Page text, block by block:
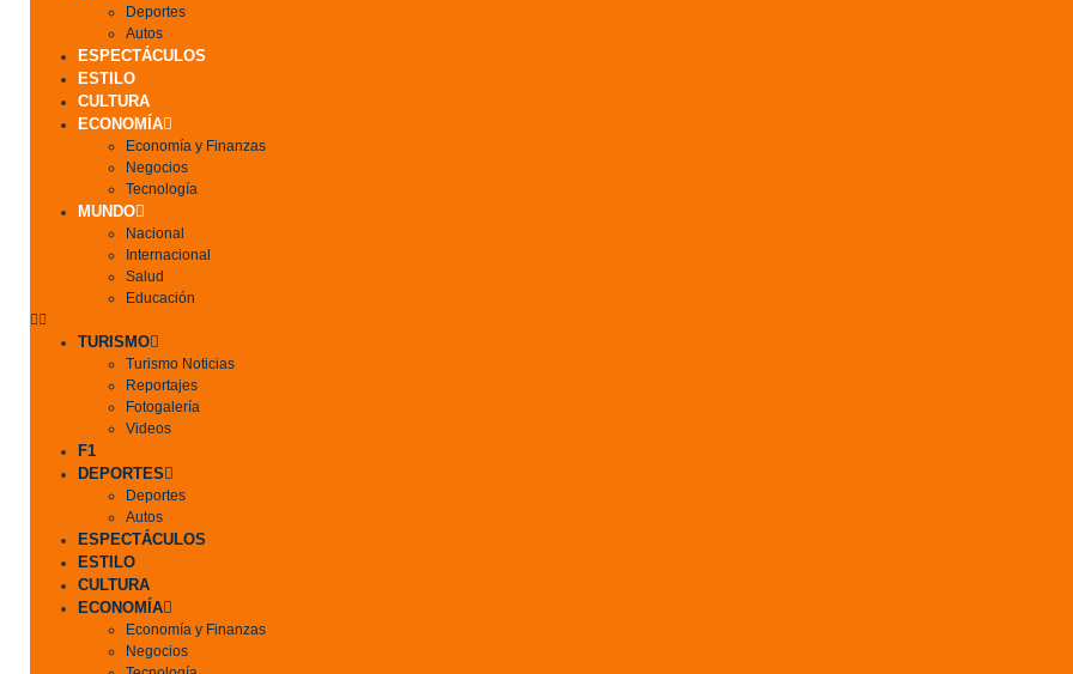
Deportes
Autos
ESPECTÁCULOS
ESTILO
CULTURA
ECONOMÍA
Economía y Finanzas
Negocios
Tecnología
MUNDO
Nacional
Internacional
Salud
Educación
TURISMO
Turismo Noticias
Reportajes
Fotogalería
Videos
F1
DEPORTES
Deportes
Autos
ESPECTÁCULOS
ESTILO
CULTURA
ECONOMÍA
Economía y Finanzas
Negocios